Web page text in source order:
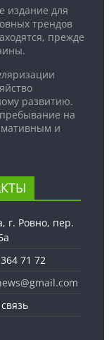
издание для
трендов
прежде
развитию.
на
и
г. Ровно, пер.
71 72